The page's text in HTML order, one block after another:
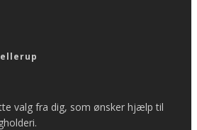
valg fra dig, som ønsker hjælp til